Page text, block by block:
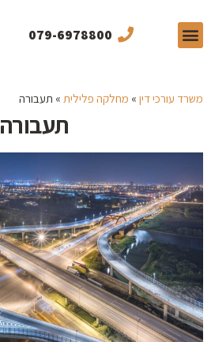
079-6978800
משרד עורכי דין » מחלקה פלילית » תעבורה
תעבורה